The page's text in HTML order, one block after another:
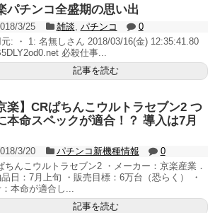
パチンコ全盛期の思い出
3/25 雑談 パチンコ
0
元: ・ 1: 名無しさん 2018/03/16(金) 12:35:41.80
必殺仕事...
記事を読む
楽】CRぱちんこウルトラセブン2 つ
本命スペックが適合！？ 導入は7月
3/20 パチンコ新機種情報
0
ちんこウルトラセブン2 ・メーカー：京楽産業．
品日：7月上旬 ・販売目標：6万台（恐らく） ・
本命が適合し...
記事を読む